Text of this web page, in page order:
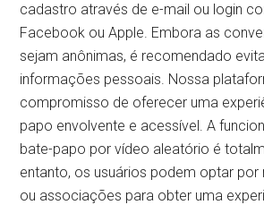
cadastro através de e-mail ou login
Facebook ou Apple. Embora as
sejam anônimas, é recomendado
informações pessoais. Nossa
compromisso de oferecer uma
papo envolvente e acessível. A
bate-papo por vídeo aleatório é
entanto, os usuários podem optar por
ou associações para obter uma